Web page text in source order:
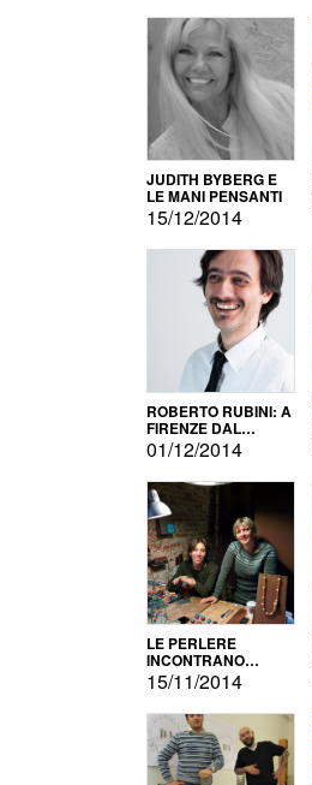
JUDITH BYBERG E
LE MANI PENSANTI
15/12/2014
ROBERTO RUBINI: A
FIRENZE DAL
PRODOTTO ALLA
PROMOZIONE
01/12/2014
LE PERLERE
INCONTRANO
L'AUTOPRODUZIONE
15/11/2014